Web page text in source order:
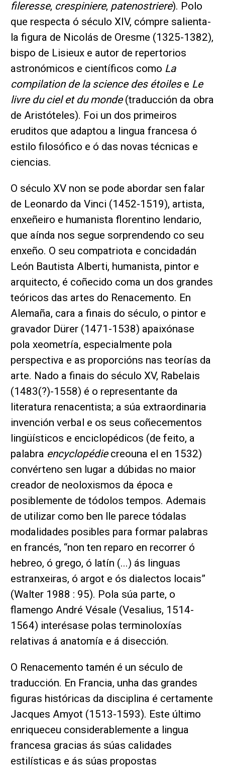
fileresse, crespiniere, patenostriere). Polo
que respecta ó século XIV, cómpre salienta-
la figura de Nicolás de Oresme (1325-1382),
bispo de Lisieux e autor de repertorios
astronómicos e científicos como La
compilation de la science des étoilese Le
livre du ciel et du monde(traducción da obra
de Aristóteles). Foi un dos primeiros
eruditos que adaptou a lingua francesa ó
estilo filosófico e ó das novas técnicas e
ciencias.
O século XV non se pode abordar sen falar
de Leonardo da Vinci (1452-1519), artista,
enxeñeiro e humanista florentino lendario,
que aínda nos segue sorprendendo co seu
enxeño. O seu compatriota e concidadán
León Bautista Alberti, humanista, pintor e
arquitecto, é coñecido coma un dos grandes
teóricos das artes do Renacemento. En
Alemaña, cara a finais do século, o pintor e
gravador Dürer (1471-1538) apaixónase
pola xeometría, especialmente pola
perspectiva e as proporcións nas teorías da
arte. Nado a finais do século XV, Rabelais
(1483(?)-1558) é o representante da
literatura renacentista; a súa extraordinaria
invención verbal e os seus coñecementos
lingüísticos e enciclopédicos (de feito, a
palabra encyclopédiecreouna el en 1532)
convérteno sen lugar a dúbidas no maior
creador de neoloxismos da época e
posiblemente de tódolos tempos. Ademais
de utilizar como ben lle parece tódalas
modalidades posibles para formar palabras
en francés, “non ten reparo en recorrer ó
hebreo, ó grego, ó latín (...) ás linguas
estranxeiras, ó argot e ós dialectos locais”
(Walter 1988 : 95). Pola súa parte, o
flamengo André Vésale (Vesalius, 1514-
1564) interésase polas terminoloxías
relativas á anatomía e á disección.
O Renacemento tamén é un século de
traducción. En Francia, unha das grandes
figuras históricas da disciplina é certamente
Jacques Amyot (1513-1593). Este último
enriqueceu considerablemente a lingua
francesa gracias ás súas calidades
estilísticas e ás súas propostas